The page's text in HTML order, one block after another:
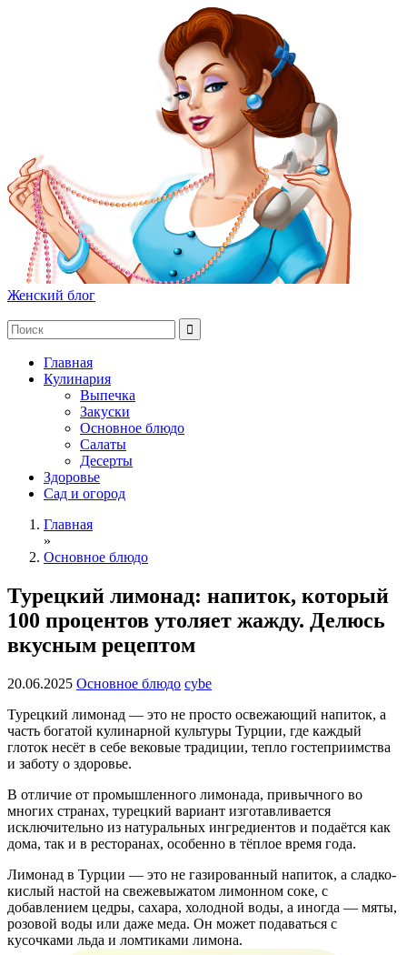
Женский блог
Главная
Кулинария
Выпечка
Закуски
Основное блюдо
Салаты
Десерты
Здоровье
Сад и огород
Главная
»
Основное блюдо
Турецкий лимонад: напиток, который
100 процентов утоляет жажду. Делюсь
вкусным рецептом
20.06.2025 Основное блюдо cybe
Турецкий лимонад — это не просто освежающий напиток, а
часть богатой кулинарной культуры Турции, где каждый
глоток несёт в себе вековые традиции, тепло гостеприимства
и заботу о здоровье.
В отличие от промышленного лимонада, привычного во
многих странах, турецкий вариант изготавливается
исключительно из натуральных ингредиентов и подаётся как
дома, так и в ресторанах, особенно в тёплое время года.
Лимонад в Турции — это не газированный напиток, а сладко-
кислый настой на свежевыжатом лимонном соке, с
добавлением цедры, сахара, холодной воды, а иногда — мяты,
розовой воды или даже меда. Он может подаваться с
кусочками льда и ломтиками лимона.